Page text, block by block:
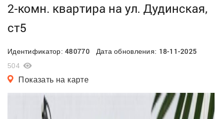
2-комн. квартира на ул. Дудинская,
ст5
Идентификатор:480770Дата обновления: 18-11-2025
504
Показать на карте